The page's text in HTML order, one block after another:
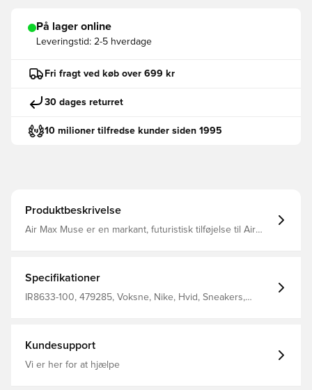
På lager online
Leveringstid: 2-5 hverdage
Fri fragt ved køb over 699 kr
30 dages returret
10 milioner tilfredse kunder siden 1995
Produktbeskrivelse
Air Max Muse er en markant, futuristisk tilføjelse til Air
Specifikationer
IR8633-100, 479285, Voksne, Nike, Hvid, Sneakers,
Kundesupport
Vi er her for at hjælpe